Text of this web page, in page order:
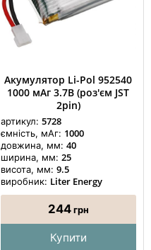
Акумулятор Li-Pol 952540
1000 мАг 3.7В (роз'єм JST
2pin)
артикул: 5728
ємність, мАг: 1000
довжина, мм: 40
ширина, мм: 25
висота, мм: 9.5
виробник: Liter Energy
244грн
Купити